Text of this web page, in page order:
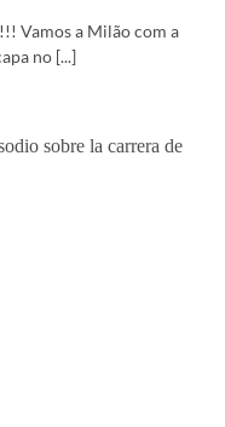
Vamos a Milão com a
no [...]